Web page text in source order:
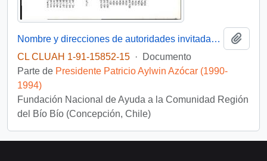
Nombre y direcciones de autoridades invitadas a la ceremonia de inauguración del Manto no. 3 Mina Lota
CL CLUAH 1-91-15852-15 ·
Documento
Parte de Presidente Patricio Aylwin Azócar (1990-
1994)
Fundación Nacional de Ayuda a la Comunidad Región
del Bío Bío (Concepción, Chile)